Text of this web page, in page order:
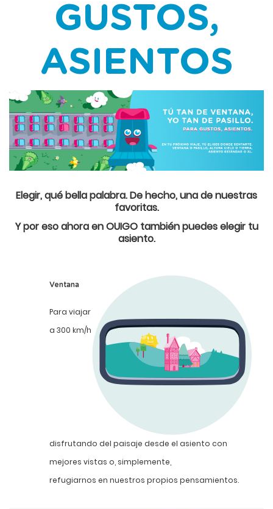
GUSTOS,
ASIENTOS
Elegir, qué bella palabra. De hecho, una de nuestras
favoritas.
Y por eso ahora en OUIGO también puedes elegir tu
asiento.
Ventana
Para viajar
a 300 km/h
disfrutando del paisaje desde el asiento con
mejores vistas o, simplemente,
refugiarnos en nuestros propios pensamientos.